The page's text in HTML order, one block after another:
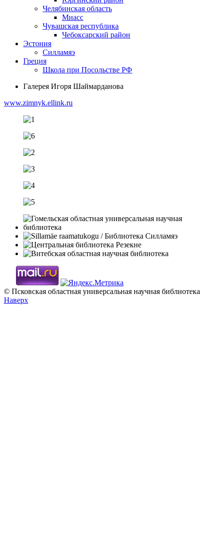
Челябинская область
Миасс
Чувашская республика
Чебоксарский район
Эстония
Силламяэ
Греция
Школа при Посольстве РФ
Галерея Игоря Шаймарданова
www.zimnyk.ellink.ru
© Псковская областная универсальная научная библиотека
Наверх